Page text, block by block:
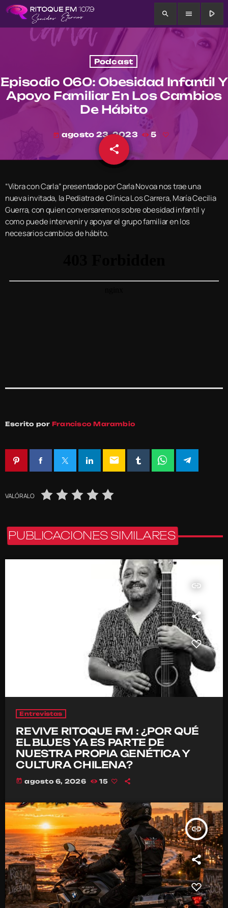
search menu play_arrow
Podcast
Episodio 060: Obesidad Infantil Y
Apoyo Familiar En Los Cambios
De Hábito
today agosto 23, 2023 5
share
email
“Vibra con Carla” presentado por Carla Novoa nos trae una
nueva invitada, la Pediatra de Clínica Los Carrera, María Cecilia
Guerra, con quien conversaremos sobre obesidad infantil y
como puede intervenir y apoyar el grupo familiar en los
necesarios cambios de hábito.
Escrito por Francisco Marambio
email
VALÓRALO
PUBLICACIONES SIMILARES
insert_link
Entrevistas
REVIVE RITOQUE FM : ¿POR QUÉ
EL BLUES YA ES PARTE DE
NUESTRA PROPIA GENÉTICA Y
CULTURA CHILENA?
today agosto 6, 2026 15
insert_link